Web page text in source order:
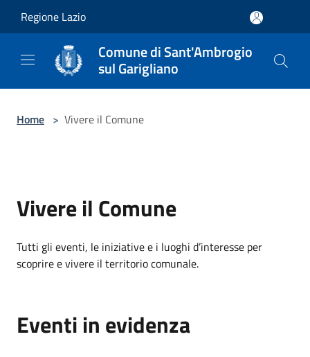
Regione Lazio
Comune di Sant'Ambrogio
sul Garigliano
Home > Vivere il Comune
Vivere il Comune
Tutti gli eventi, le iniziative e i luoghi d’interesse per
scoprire e vivere il territorio comunale.
Eventi in evidenza